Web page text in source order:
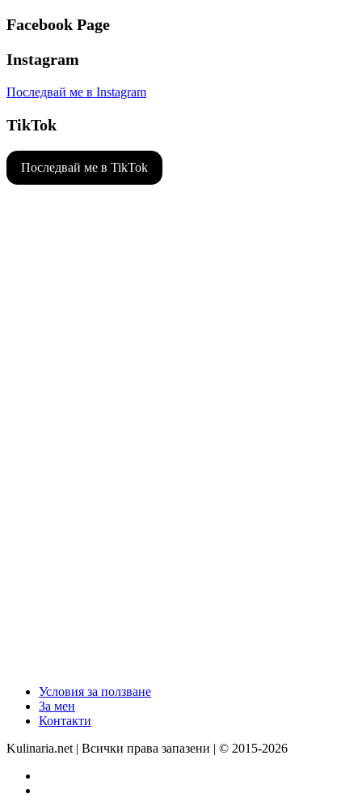
Facebook Page
Instagram
Последвай ме в Instagram
TikTok
Последвай ме в TikTok
Условия за ползване
За мен
Контакти
Kulinaria.net | Всички права запазени | © 2015-2026